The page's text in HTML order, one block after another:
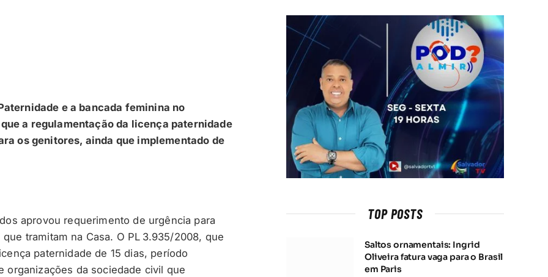
e a bancada feminina no
a regulamentação da licença paternidade
os genitores, ainda que implementado de
aprovou requerimento de urgência para
tramitam na Casa. O PL 3.935/2008, que
paternidade de 15 dias, período
da sociedade civil que
TOP POSTS
Saltos ornamentais: Ingrid
Oliveira fatura vaga para o Brasil
em Paris